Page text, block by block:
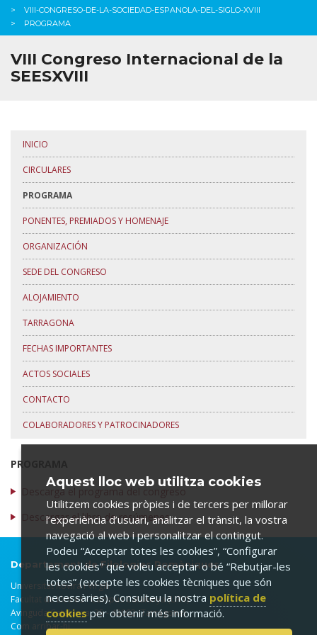
VIII-CONGRESO-DE-LA-SOCIEDAD-ESPANOLA-DEL-SIGLO-XVIII
PROGRAMA
VIII Congreso Internacional de la
SEESXVIII
INICIO
CIRCULARES
PROGRAMA
PONENTES, PREMIADOS Y HOMENAJE
ORGANIZACIÓN
SEDE DEL CONGRESO
ALOJAMIENTO
TARRAGONA
FECHAS IMPORTANTES
ACTOS SOCIALES
CONTACTO
COLABORADORES Y PATROCINADORES
PROGRAMA
Descarga el programa del congreso
Descargar el libro de resúmenes
Departament de Filologies Romàniques
Universitat Rovira i Virgili
Facultat de Lletres - Campus Catalunya (URV)
Avinguda Catalunya, 35 - 43002 (Tarragona)
Com arribar-hi
Aquest lloc web utilitza cookies
Utilitzem cookies pròpies i de tercers per millorar
l’experiència d’usuari, analitzar el trànsit, la vostra
navegació al web i personalitzar el contingut.
Podeu “Acceptar totes les cookies”, “Configurar
les cookies” que voleu acceptar o bé “Rebutjar-les
totes” (excepte les cookies tècniques que són
necessàries). Consulteu la nostra política de
cookiesper obtenir més informació.